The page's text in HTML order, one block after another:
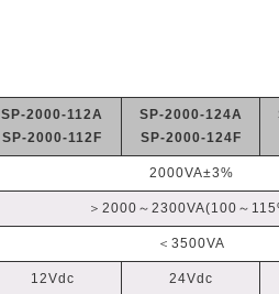
SP-2000-112A
SP-2000-112F
SP-2000-124A
SP-2000-124F
2000VA±3%
＞2000～2300VA(100～
＜3500VA
12Vdc 24Vdc